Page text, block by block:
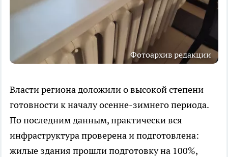
Фотоархив редакции
Власти региона доложили о высокой степени
готовности к началу осенне-зимнего периода.
По последним данным, практически вся
инфраструктура проверена и подготовлена:
жилые здания прошли подготовку на 100%,